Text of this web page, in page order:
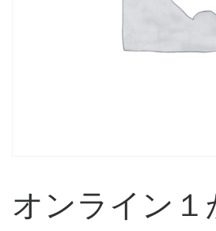
オンライン１